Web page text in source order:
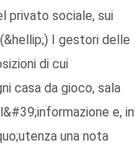
privato sociale, sui
I gestori delle
di cui
casa da gioco, sala
e, in
una nota